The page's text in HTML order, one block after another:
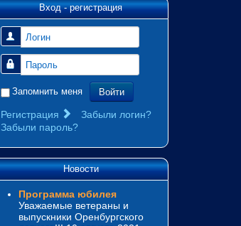
Вход - регистрация
Логин
Пароль
Запомнить меня Войти
Регистрация
Забыли логин?
Забыли пароль?
Новости
Программа юбилея
Уважаемые ветераны и
выпускники Оренбургского